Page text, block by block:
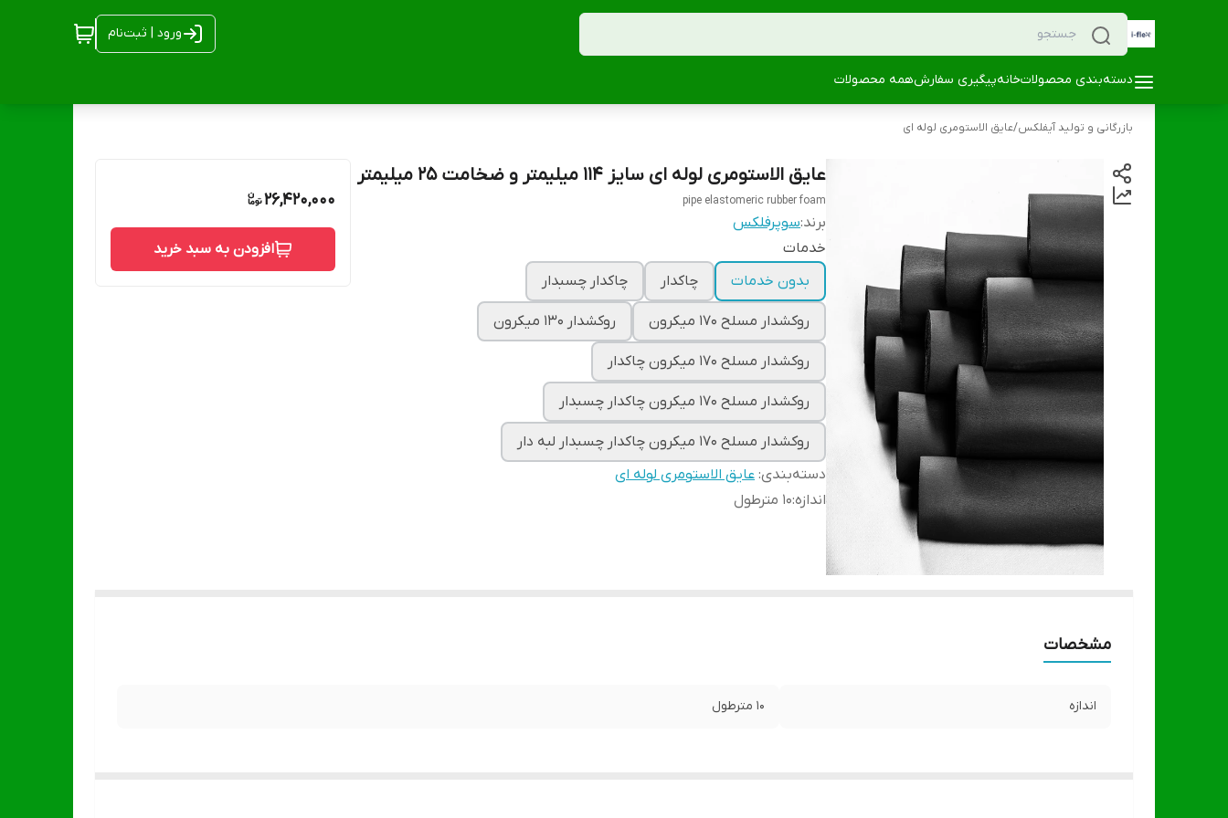
ورود | ثبت‌نام
دسته‌بندی محصولاتخانهپیگیری سفارشهمه محصولات
بازرگانی و تولید آیفلکس/عایق الاستومری لوله ای
عایق الاستومری لوله ای سایز 114 میلیمتر و ضخامت 25 میلیمتر
pipe elastomeric rubber foam
برند:سوپرفلکس
خدمات
بدون خدمات
چاکدار چاکدار چسبدار
روکشدار مسلح 170 میکرون روکشدار 130 میکرون
روکشدار مسلح 170 میکرون چاکدار
روکشدار مسلح 170 میکرون چاکدار چسبدار
روکشدار مسلح 170 میکرون چاکدار چسبدار لبه دار
دسته‌بندی: عایق الاستومری لوله ای
اندازه:10 مترطول
26,420,000
افزودن به سبد خرید
مشخصات
اندازه 10 مترطول